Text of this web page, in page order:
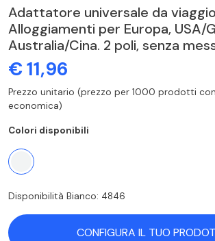
Adattatore universale da viaggio
Alloggiamenti per Europa, USA/
Australia/Cina. 2 poli, senza
€ 11,96
Prezzo unitario (prezzo per 1000 prodotti
economica)
Colori disponibili
Disponibilità Bianco: 4846
CONFIGURA IL TUO